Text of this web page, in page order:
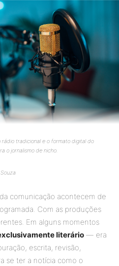
tradicional e o formato digital do
o jornalismo de nicho.
comunicação acontecem de
Com as produções
Em alguns momentos
literário — era
escrita, revisão,
se ter a notícia como o